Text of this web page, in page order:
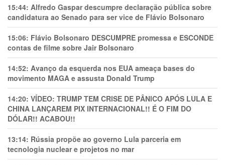
15:44: Alfredo Gaspar descumpre declaração pública sobre
candidatura ao Senado para ser vice de Flávio Bolsonaro
15:06: Flávio Bolsonaro DESCUMPRE promessa e ESCONDE
contas de filme sobre Jair Bolsonaro
14:52: Avanço da esquerda nos EUA ameaça bases do
movimento MAGA e assusta Donald Trump
14:20: VÍDEO: TRUMP TEM CRlSE DE PÂNlCO APÓS LULA E
CHINA LANÇAREM PIX INTERNACIONAL!! É O FIM DO
DÓLAR!! ACABOU!!
13:14: Rússia propõe ao governo Lula parceria em
tecnologia nuclear e projetos no mar